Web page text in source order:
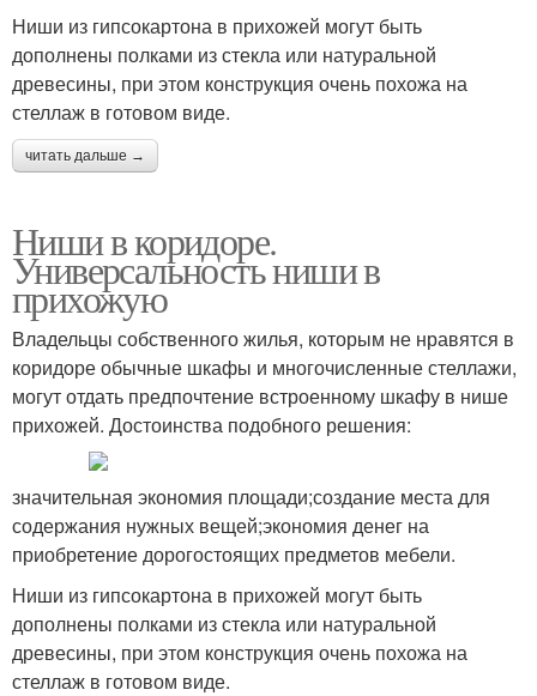
Ниши из гипсокартона в прихожей могут быть
дополнены полками из стекла или натуральной
древесины, при этом конструкция очень похожа на
стеллаж в готовом виде.
читать дальше →
Ниши в коридоре.
Универсальность ниши в
прихожую
Владельцы собственного жилья, которым не нравятся в
коридоре обычные шкафы и многочисленные стеллажи,
могут отдать предпочтение встроенному шкафу в нише
прихожей. Достоинства подобного решения:
значительная экономия площади;создание места для
содержания нужных вещей;экономия денег на
приобретение дорогостоящих предметов мебели.
Ниши из гипсокартона в прихожей могут быть
дополнены полками из стекла или натуральной
древесины, при этом конструкция очень похожа на
стеллаж в готовом виде.